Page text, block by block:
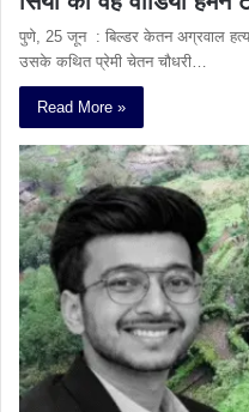
पुणे, 25 जून : बिल्डर केतन अग्रवाल
उसके कथित प्रेमी चेतन चौधरी…
Read More »